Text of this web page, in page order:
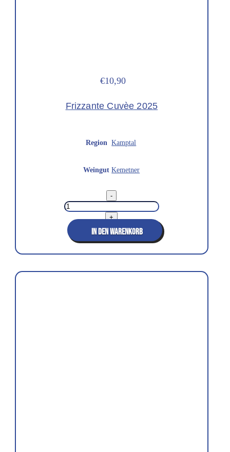
€10,90
Frizzante Cuvèe 2025
Region Kamptal
Weingut Kemetner
Frizzante
Cuvèe
Menge
-
+
IN DEN WARENKORB